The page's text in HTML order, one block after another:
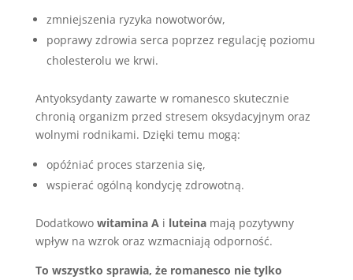
zmniejszenia ryzyka nowotworów,
poprawy zdrowia serca poprzez regulację poziomu
cholesterolu we krwi.
Antyoksydanty zawarte w romanesco skutecznie
chronią organizm przed stresem oksydacyjnym oraz
wolnymi rodnikami. Dzięki temu mogą:
opóźniać proces starzenia się,
wspierać ogólną kondycję zdrowotną.
Dodatkowo witamina Ai luteinamają pozytywny
wpływ na wzrok oraz wzmacniają odporność.
To wszystko sprawia, że romanesco nie tylko